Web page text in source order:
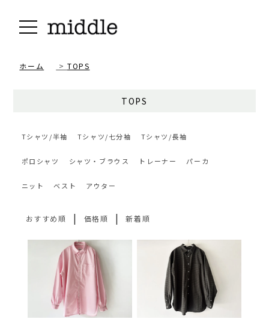
ホーム >TOPS
TOPS
Tシャツ/半袖 Tシャツ/七分袖 Tシャツ/長袖
ポロシャツ シャツ・ブラウス トレーナー パーカ
ニット ベスト アウター
おすすめ順 | 価格順 |新着順